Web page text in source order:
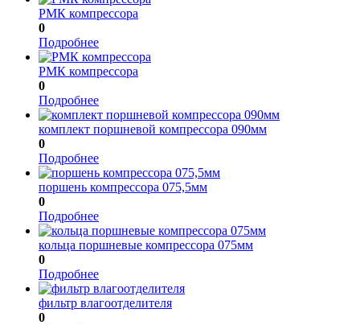
РМК компрессора
0
Подробнее
РМК компрессора
0
Подробнее
комплект поршневой компрессора 090мм
0
Подробнее
поршень компрессора 075,5мм
0
Подробнее
кольца поршневые компрессора 075мм
0
Подробнее
фильтр влагоотделителя
0